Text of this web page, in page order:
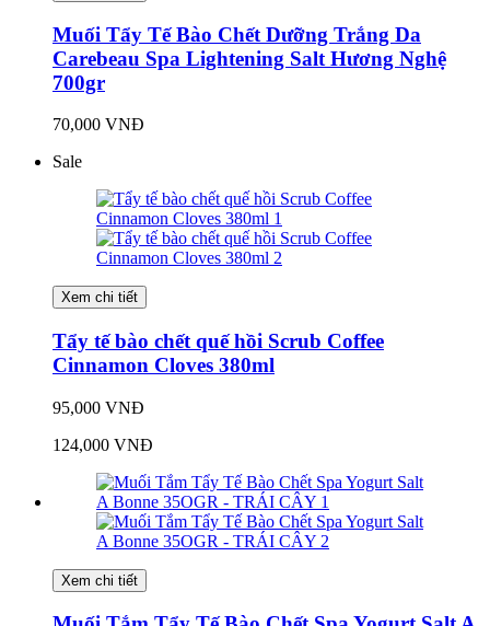
Muối Tẩy Tế Bào Chết Dưỡng Trắng Da
Carebeau Spa Lightening Salt Hương Nghệ
700gr
70,000 VNĐ
Sale
Xem chi tiết
Tẩy tế bào chết quế hồi Scrub Coffee
Cinnamon Cloves 380ml
95,000 VNĐ
124,000 VNĐ
Xem chi tiết